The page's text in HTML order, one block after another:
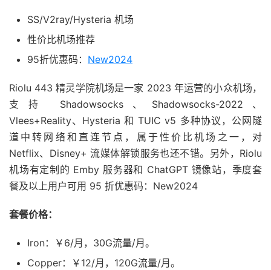
SS/V2ray/Hysteria 机场
性价比机场推荐
95折优惠码： New2024
Riolu 443 精灵学院机场是一家 2023 年运营的小众机场，
支持 Shadowsocks、Shadowsocks-2022、
Vlees+Reality、Hysteria 和 TUIC v5 多种协议，公网隧
道中转网络和直连节点，属于性价比机场之一，对
Netflix、Disney+ 流媒体解锁服务也还不错。另外，Riolu
机场有定制的 Emby 服务器和 ChatGPT 镜像站，季度套
餐及以上用户可用 95 折优惠码：New2024
套餐价格：
Iron：￥6/月，30G流量/月。
Copper：￥12/月，120G流量/月。